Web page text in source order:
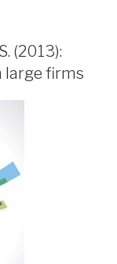
(2013):
large firms